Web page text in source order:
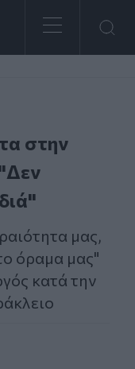
στην
μας,
όραμα μας"
κατά την